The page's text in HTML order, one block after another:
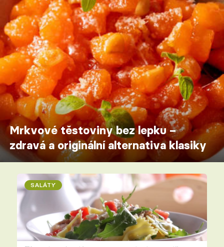
Mrkvové těstoviny bez lepku –
zdravá a originální alternativa klasiky
SALÁTY